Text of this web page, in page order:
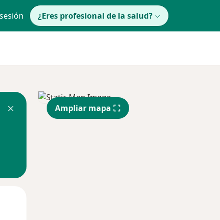
¿Eres profesional de la salud?
Ampliar mapa